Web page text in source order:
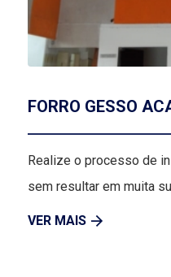
FORRO GESSO
Realize o processo de
sem resultar em muita
VER MAIS